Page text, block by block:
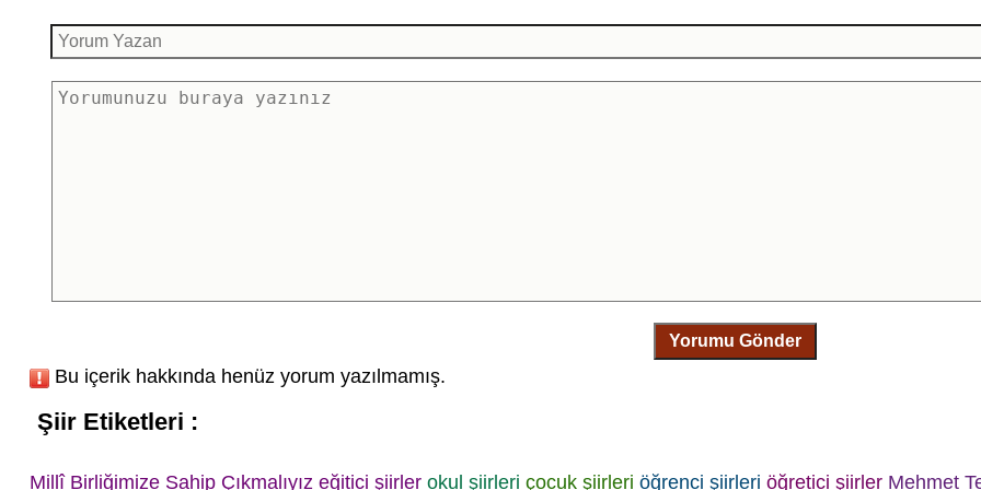
Yorumu Gönder
Bu içerik hakkında henüz yorum yazılmamış.
Şiir Etiketleri :
Millî Birliğimize Sahip Çıkmalıyız eğitici şiirler okul şiirleri çocuk şiirleri öğrenci şiirleri öğretici şiirler Mehmet